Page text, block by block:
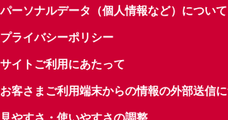
パーソナルデータ（個人情報など）について
プライバシーポリシー
サイトご利用にあたって
お客さまご利用端末からの情報の外部送信